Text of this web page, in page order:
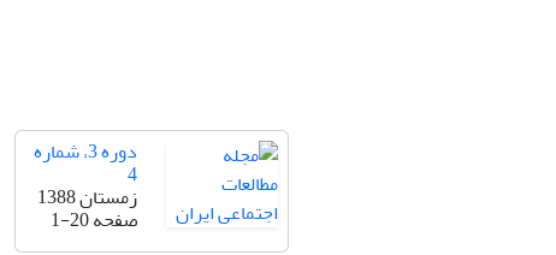
دوره 3، شماره
4
زمستان 1388
صفحه1-20